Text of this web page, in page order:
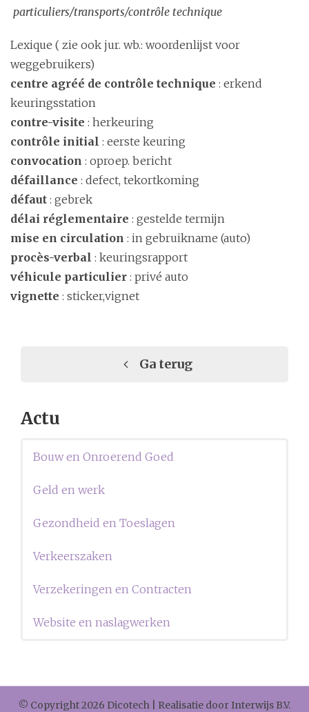
particuliers/transports/contrôle technique
Lexique ( zie ook jur. wb.: woordenlijst voor
weggebruikers)
centre agréé de contrôle technique : erkend
keuringsstation
contre-visite : herkeuring
contrôle initial : eerste keuring
convocation : oproep. bericht
défaillance : defect, tekortkoming
défaut : gebrek
délai réglementaire : gestelde termijn
mise en circulation : in gebruikname (auto)
procès-verbal : keuringsrapport
véhicule particulier : privé auto
vignette : sticker,vignet
Ga terug
Actu
Bouw en Onroerend Goed
Geld en werk
Gezondheid en Toeslagen
Verkeerszaken
Verzekeringen en Contracten
Website en naslagwerken
© Copyright 2026 Dicotech | Realisatie doorInterwijs B.V.